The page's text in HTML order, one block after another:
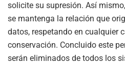
solicite su supresión. Así
se mantenga la relación que
datos, respetando en cualquier
conservación. Concluido este
serán eliminados de todos los